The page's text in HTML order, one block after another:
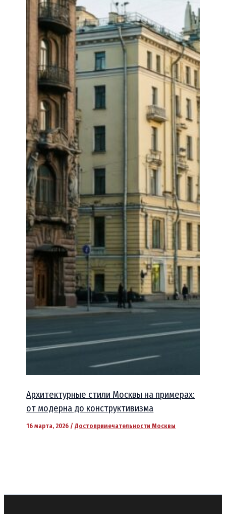
Архитектурные стили Москвы на примерах:
от модерна до конструктивизма
16 марта, 2026 /Достопримечательности Москвы